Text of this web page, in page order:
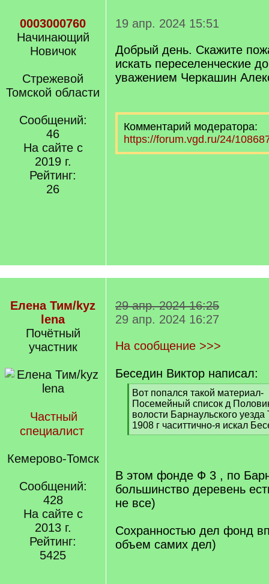
0003000760
Начинающий
Новичок
Стрежевой
Томской области
Сообщений:
46
На сайте с
2019 г.
Рейтинг:
26
19 апр. 2024 15:51
Добрый день. Скажите
искать переселенческие
уважением Черкашин
Комментарий модератора:
https://forum.vgd.ru/24/
Елена Тим/kyz
lena
Почётный
участник
Частный
специалист
Кемерово-Томск
Сообщений:
428
На сайте с
2013 г.
Рейтинг:
5425
29 апр. 2024 16:25
29 апр. 2024 16:27
На сообщение >>>
Беседин Виктор написал:
[
q
]
Вот попался такой материал-
Посемейный список д
волости Барнаульского
1908 г часиттично-я искал
[
В этом фонде Ф 3 , по
большинство деревень
не все)
Сохранностью дел фонд
объем самих дел)